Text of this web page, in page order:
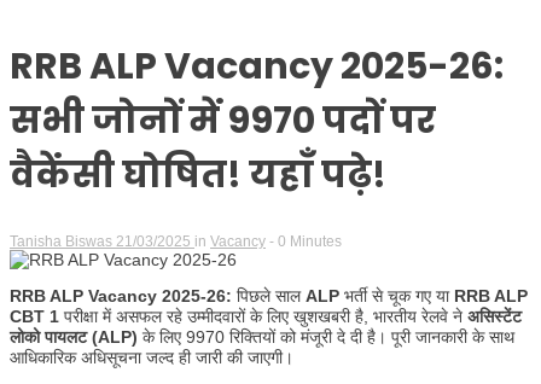
RRB ALP Vacancy 2025-26:
सभी जोनों में 9970 पदों पर
वैकेंसी घोषित! यहाँ पढ़े!
Tanisha Biswas 21/03/2025 in Vacancy - 0 Minutes
RRB ALP Vacancy 2025-26: पिछले सालALP भर्ती से चूक गए या RRB ALP
CBT 1 परीक्षा में असफल रहे उम्मीदवारों के लिए खुशखबरी है, भारतीय रेलवे ने असिस्टेंट
लोको पायलट (ALP) के लिए 9970 रिक्तियों को मंजूरी दे दी है। पूरी जानकारी के साथ
आधिकारिक अधिसूचना जल्द ही जारी की जाएगी।